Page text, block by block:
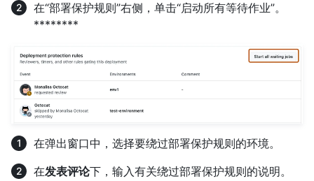
在“部署保护规则”右侧，单击“启动所有等待作业”。
********
在弹出窗口中，选择要绕过部署保护规则的环境。
在发表评论下，输入有关绕过部署保护规则的说明。